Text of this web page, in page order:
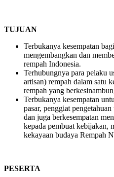
TUJUAN
Terbukanya kesempatan
mengembangkan dan
rempah Indonesia.
Terhubungnya para pelaku
artisan) rempah dalam satu
rempah yang
Terbukanya kesempatan
pasar, penggiat
dan juga berkesempatan
kepada pembuat kebijakan,
kekayaan budaya Rempah
PESERTA